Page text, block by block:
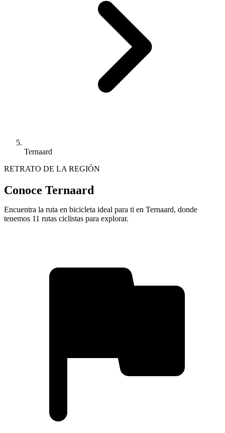
Ternaard
RETRATO DE LA REGIÓN
Conoce Ternaard
Encuentra la ruta en bicicleta ideal para ti en Ternaard, donde
tenemos 11 rutas ciclistas para explorar.